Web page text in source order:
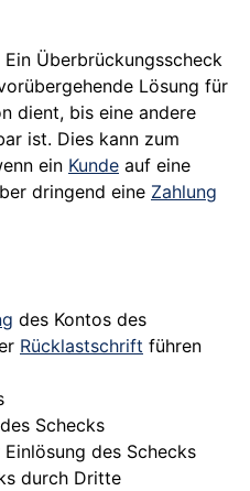
Überbrückungsscheck
Lösung für
dient, bis eine andere
ist. Dies kann zum
ein Kunde auf eine
dringend eine Zahlung
des Kontos des
Rücklastschrift führen
Schecks
des Schecks
durch Dritte